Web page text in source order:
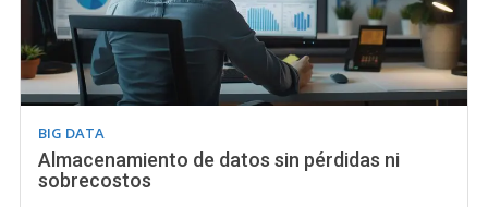
BIG DATA
Almacenamiento de datos sin pérdidas ni
sobrecostos